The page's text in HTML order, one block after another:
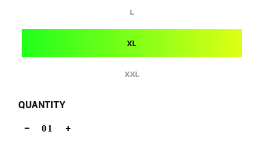
L
XL
XXL
QUANTITY